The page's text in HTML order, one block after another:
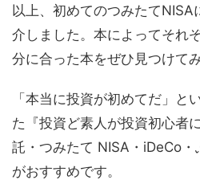
以上、初めてのつみたてNISA
介しました。本によってそれ
分に合った本をぜひ見つけて
「本当に投資が初めてだ」と
た『投資ど素人が投資初心者
託・つみたて NISA・iDeCo・
がおすすめです。